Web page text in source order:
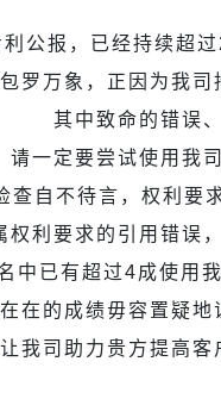
公报，已经持续超
罗万象，正因为我
其中致命的错误
请一定要尝试使用我
查自不待言，权利要
权利要求的引用错误
中已有超过4成使用
在的成绩毋容置疑地
我司助力贵方提高客